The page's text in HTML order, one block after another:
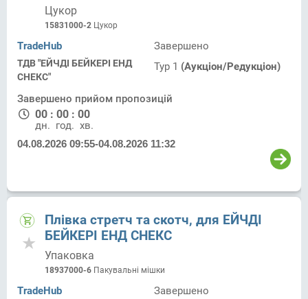
Цукор
15831000-2 Цукор
TradeHub
ТДВ "ЕЙЧДІ БЕЙКЕРІ ЕНД
СНЕКС"
Завершено
Тур 1 (Аукціон/Редукціон)
Завершено прийом пропозицій
00 : 00 : 00
дн. год. хв.
04.08.2026 09:55-04.08.2026 11:32
Плівка стретч та скотч, для ЕЙЧДІ
БЕЙКЕРІ ЕНД СНЕКС
Упаковка
18937000-6 Пакувальні мішки
TradeHub Завершено